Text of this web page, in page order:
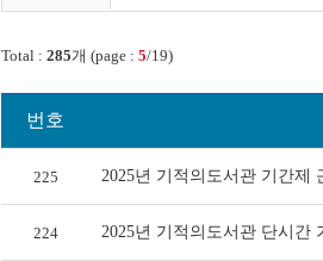
Total : 285개 (page : 5/19)
번호
225 2025년 기적의도서관 기간제
224 2025년 기적의도서관 단시간